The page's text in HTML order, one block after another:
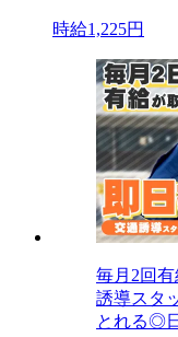
時給1,225円
毎月2回
誘導スタ
とれる◎